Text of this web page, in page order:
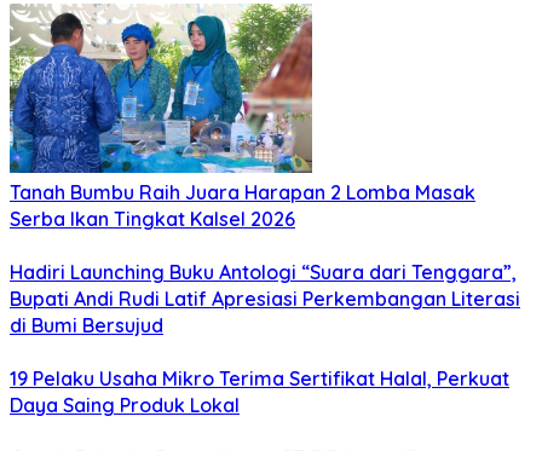
Tanah Bumbu Raih Juara Harapan 2 Lomba Masak
Serba Ikan Tingkat Kalsel 2026
Hadiri Launching Buku Antologi “Suara dari Tenggara”,
Bupati Andi Rudi Latif Apresiasi Perkembangan Literasi
di Bumi Bersujud
19 Pelaku Usaha Mikro Terima Sertifikat Halal, Perkuat
Daya Saing Produk Lokal